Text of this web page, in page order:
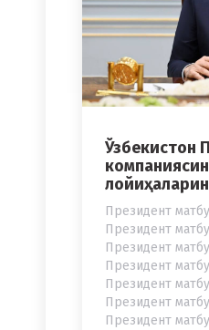
Ўзбекистон
Президент
Президент
Президент
Президент
Президент
Президент
Президент